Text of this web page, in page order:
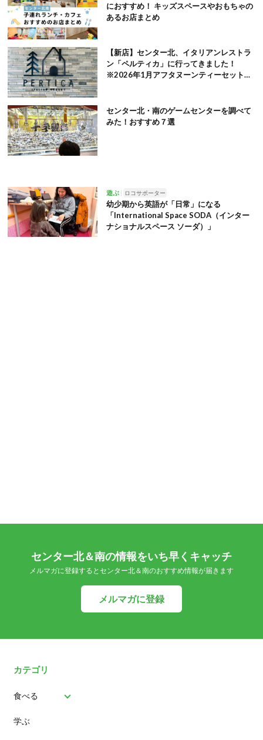
におすすめ！ キッズスペースやおもちゃの
あるお店まとめ
【新店】センター北、イタリアンレストラ
ン「ペルティカ」に行ってきました！
※2026年1月アフタヌーンティーセット追
センター北・南のゲームセンターを調べて
みた！おすすめ７選
遊ぶ ロコサポーター
幼少期から英語が「日常」になる
「International Space SODA（インター
ナショナルスペース ソーダ）」
センター北＆南の情報をいち早くキャッチ
メルマガに登録するとセンター北＆南のおすすめ情報が届きます
メルマガに登録
カテゴリ
食べる
パン
学ぶ